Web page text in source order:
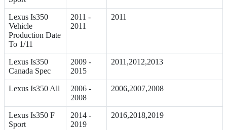
Lexus Is350
Vehicle
Production Date
To 1/11
2011 -
2011
2011
Lexus Is350
Canada Spec
2009 -
2015
2011,2012,2013
Lexus Is350 All
2006 -
2008
2006,2007,2008
Lexus Is350 F
Sport
2014 -
2019
2016,2018,2019